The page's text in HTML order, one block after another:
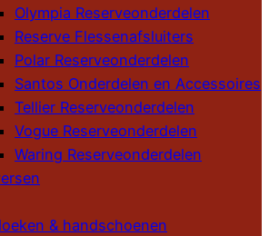
Olympia Reserveonderdelen
Reserve Flessenafsluiters
Polar Reserveonderdelen
Santos Onderdelen en Accessoires
Tellier Reserveonderdelen
Vogue Reserveonderdelen
Waring Reserveonderdelen
& handschoenen